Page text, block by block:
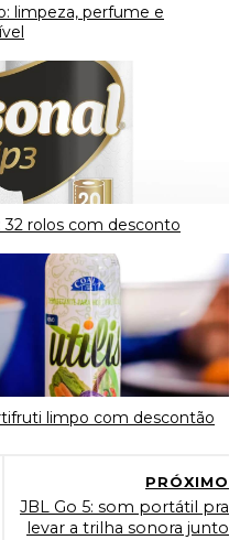
limpeza, perfume e
32 rolos com desconto
limpo com descontão
PRÓXIMO
JBL Go 5: som portátil pra
levar a trilha sonora junto